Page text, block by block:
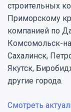
строительных
Приморскому
компанией по
Комсомольск-
Сахалинск,
Якутск,
другие города.
Смотреть